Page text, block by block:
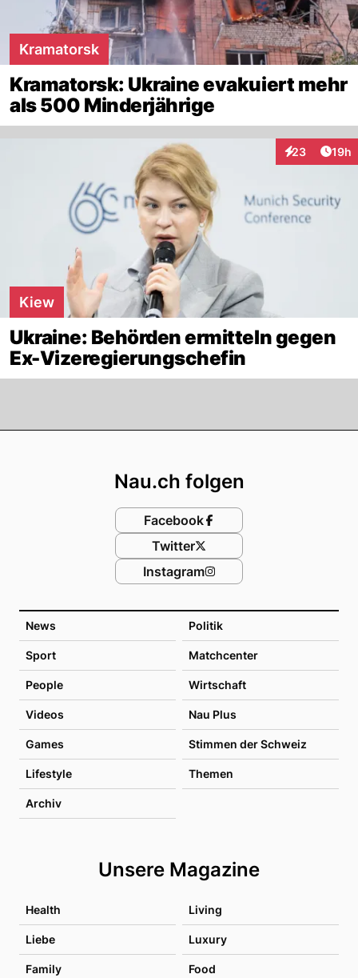
Kramatorsk
Kramatorsk: Ukraine evakuiert mehr
als 500 Minderjährige
23
Interaktionen
19h
Kiew
Ukraine: Behörden ermitteln gegen
Ex-Vizeregierungschefin
News Politik
Sport Matchcenter
People Wirtschaft
Videos Nau Plus
Games Stimmen der Schweiz
Lifestyle Themen
Archiv
Unsere Magazine
Health Living
Liebe Luxury
Family Food
Nau.ch folgen
Facebook
Twitter
Instagram